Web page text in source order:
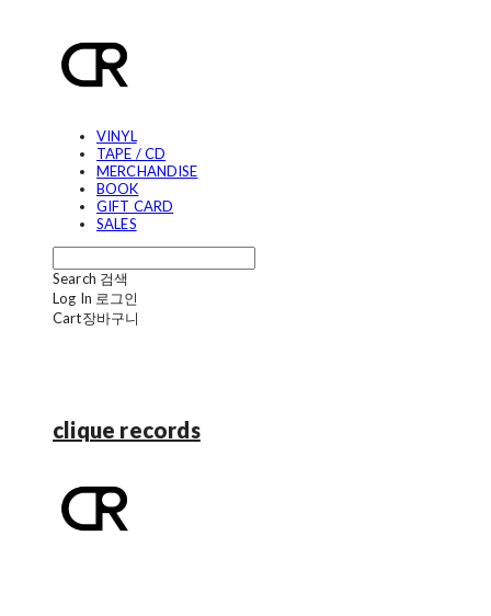
VINYL
TAPE / CD
MERCHANDISE
BOOK
GIFT CARD
SALES
Search 검색
Log In 로그인
Cart장바구니
clique records